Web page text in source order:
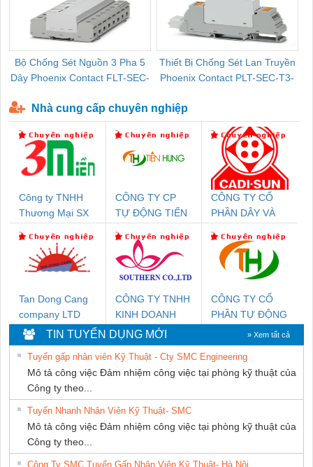
Bộ Chống Sét Nguồn 3 Pha 5
Dây Phoenix Contact FLT-SEC-
Thiết Bị Chống Sét Lan Truyền
Phoenix Contact PLT-SEC-T3-
Nhà cung cấp chuyên nghiệp
Công ty TNHH
Thương Mại SX
CÔNG TY CP
TỰ ĐỘNG TIẾN
CÔNG TY CỔ
PHẦN DÂY VÀ
THƯỢNG ĐÌNH
Tan Dong Cang
company LTD
CÔNG TY TNHH
KINH DOANH
DỊCH VỤ XNK
PHƯƠNG NAM
CÔNG TY CỔ
PHẦN TỰ ĐỘNG
TIẾN HƯNG
TIN TUYỂN DỤNG MỚI » Xem tất cả
Tuyển gấp nhân viên Kỹ Thuật - Cty SMC Engineering
Mô tả công việc Đảm nhiệm công việc tại phòng kỹ thuật của
Công ty theo...
Tuyển Nhanh Nhân Viên Kỹ Thuật- SMC
Mô tả công việc Đảm nhiệm công việc tại phòng kỹ thuật của
Công ty theo...
Công Ty SMC Tuyển Gấp Nhân Viên Kỹ Thuật- Hà Nội